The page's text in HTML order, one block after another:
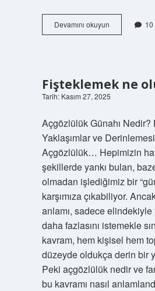
Devamını okuyunAkvaryum
suyu
10
Fişteklemek ne
Tarih: Kasım 27, 2025
Açgözlülük Günahı Nedir?
Yaklaşımlar ve
Açgözlülük… Hepimizin
şekillerde yankı bulan,
olmadan işlediğimiz bir
karşımıza çıkabiliyor.
anlamı, sadece
daha fazlasını istemekle
kavram, hem kişisel hem
düzeyde oldukça derin bir
Peki açgözlülük nedir ve
bu kavramı nasıl